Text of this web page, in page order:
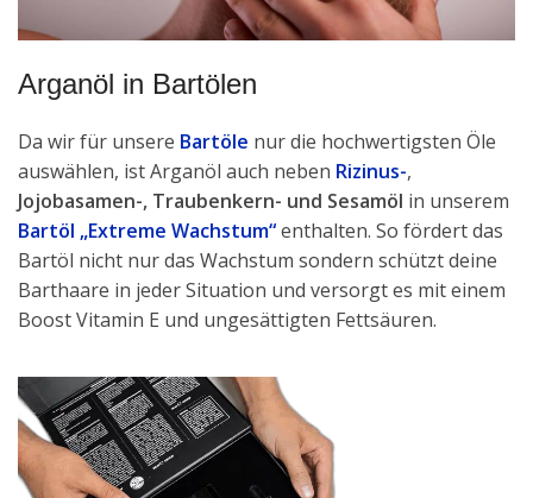
Arganöl in Bartölen
Da wir für unsere Bartöle nur die hochwertigsten Öle
auswählen, ist Arganöl auch neben Rizinus-,
Jojobasamen-, Traubenkern- und Sesamöl in unserem
Bartöl „Extreme Wachstum“enthalten. So fördert das
Bartöl nicht nur das Wachstum sondern schützt deine
Barthaare in jeder Situation und versorgt es mit einem
Boost Vitamin E und ungesättigten Fettsäuren.